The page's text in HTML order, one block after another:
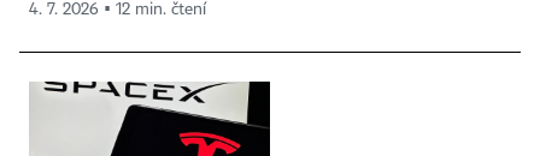
4. 7. 2026 ▪ 12 min. čtení